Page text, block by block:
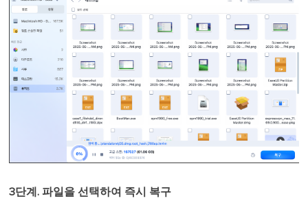
3단계. 파일을 선택하여 즉시 복구